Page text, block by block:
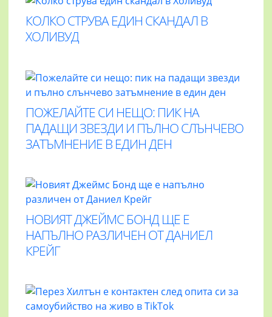
КОЛКО СТРУВА ЕДИН СКАНДАЛ В
ХОЛИВУД
ПОЖЕЛАЙТЕ СИ НЕЩО: ПИК НА
ПАДАЩИ ЗВЕЗДИ И ПЪЛНО СЛЪНЧЕВО
ЗАТЪМНЕНИЕ В ЕДИН ДЕН
НОВИЯТ ДЖЕЙМС БОНД ЩЕ Е
НАПЪЛНО РАЗЛИЧЕН ОТ ДАНИЕЛ
КРЕЙГ